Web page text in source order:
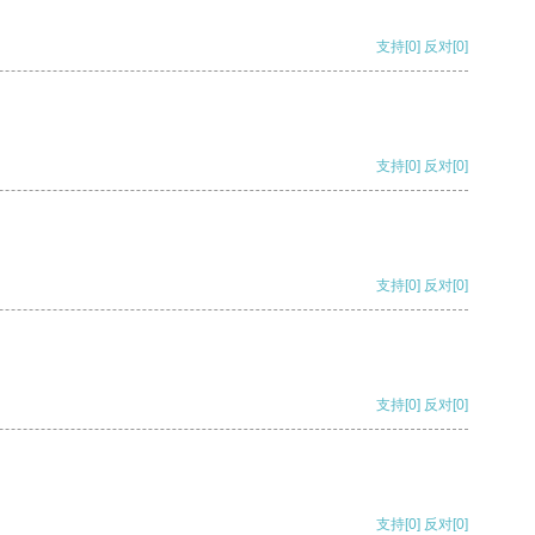
支持[0] 反对[0]
支持[0] 反对[0]
支持[0] 反对[0]
支持[0] 反对[0]
支持[0] 反对[0]